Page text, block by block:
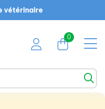
vétérinaire
0